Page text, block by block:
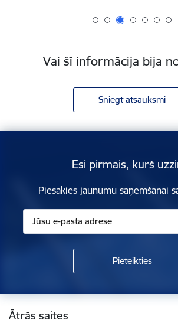
Vai šī informācija bija
Sniegt atsauksmi
Esi pirmais, kurš
Piesakies jaunumu saņemšanai
Kājene
Ātrās saites